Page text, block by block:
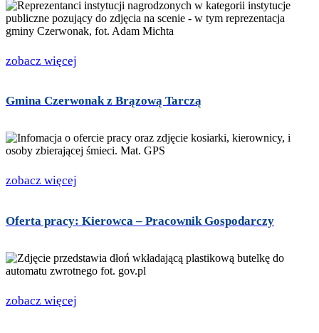
zobacz więcej
Gmina Czerwonak z Brązową Tarczą
zobacz więcej
Oferta pracy: Kierowca – Pracownik Gospodarczy
zobacz więcej